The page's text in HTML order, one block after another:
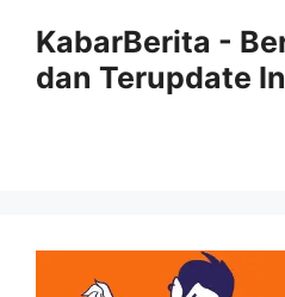
KabarBerita -
dan Terupdate